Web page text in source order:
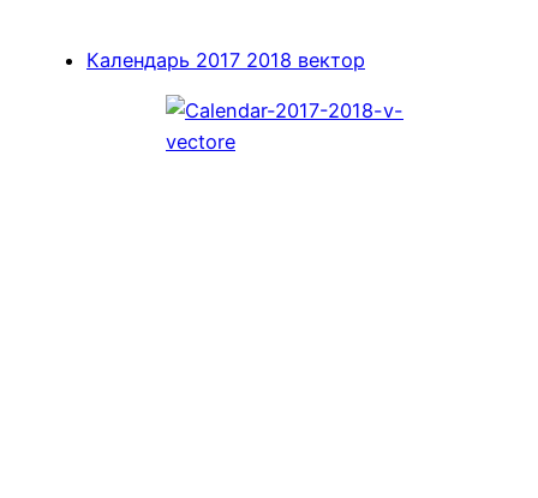
Календарь 2017 2018 вектор